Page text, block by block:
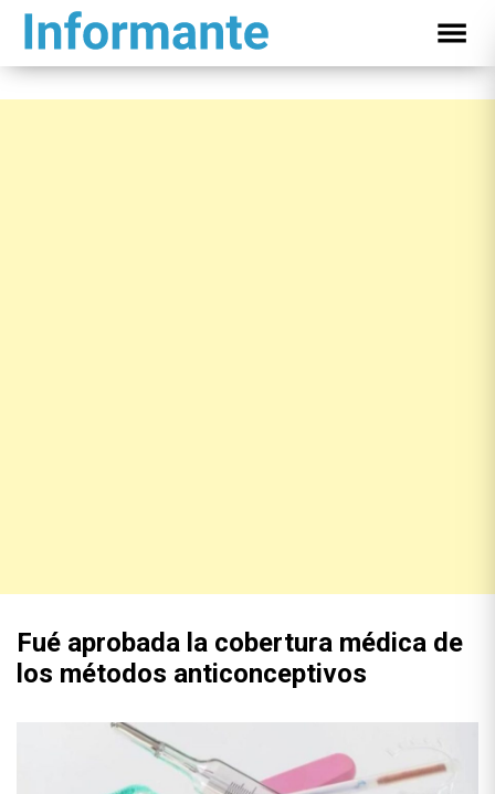
Fué aprobada la cobertura médica de
los métodos anticonceptivos